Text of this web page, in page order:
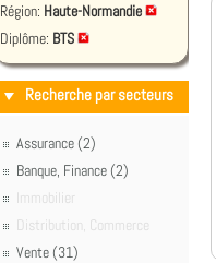
Région: Haute-Normandie
Diplôme: BTS
Recherche par secteurs
Assurance (2)
Banque, Finance (2)
Immobilier
Distribution, Commerce
Vente (31)